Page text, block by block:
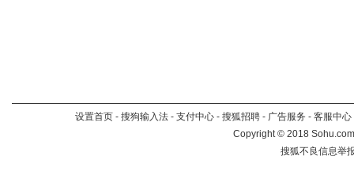
设置首页 - 搜狗输入法 - 支付中心 - 搜狐招聘 - 广告服务 - 客服中心
Copyright©2018
搜狐不良信息举